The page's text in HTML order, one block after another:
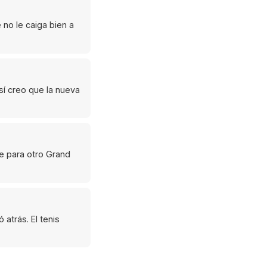
le caiga bien a
creo que la nueva
para otro Grand
atrás. El tenis